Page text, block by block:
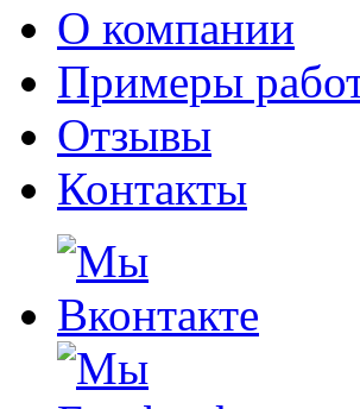
О компании
Примеры
Отзывы
Контакты